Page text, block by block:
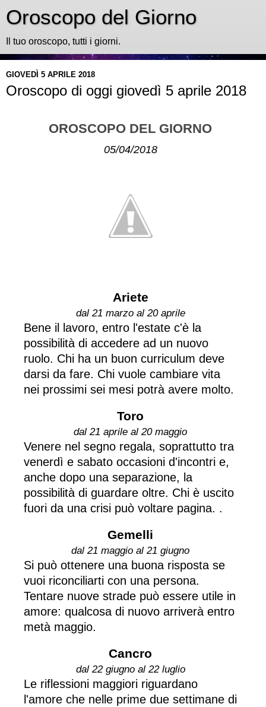
Oroscopo del Giorno
Il tuo oroscopo, tutti i giorni.
GIOVEDÌ 5 APRILE 2018
Oroscopo di oggi giovedì 5 aprile 2018
OROSCOPO DEL GIORNO
05/04/2018
Ariete
dal 21 marzo al 20 aprile
Bene il lavoro, entro l'estate c'è la
possibilità di accedere ad un nuovo
ruolo. Chi ha un buon curriculum deve
darsi da fare. Chi vuole cambiare vita
nei prossimi sei mesi potrà avere molto.
Toro
dal 21 aprile al 20 maggio
Venere nel segno regala, soprattutto tra
venerdì e sabato occasioni d'incontri e,
anche dopo una separazione, la
possibilità di guardare oltre. Chi è uscito
fuori da una crisi può voltare pagina. .
Gemelli
dal 21 maggio al 21 giugno
Si può ottenere una buona risposta se
vuoi riconciliarti con una persona.
Tentare nuove strade può essere utile in
amore: qualcosa di nuovo arriverà entro
metà maggio.
Cancro
dal 22 giugno al 22 luglio
Le riflessioni maggiori riguardano
l'amore che nelle prime due settimane di